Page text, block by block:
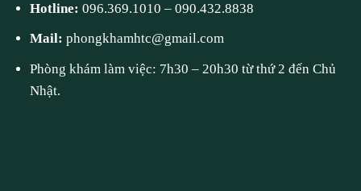
Hotline:096.369.1010 –090.432.8838
Mail:phongkhamhtc@gmail.com
Phòng khám làm việc: 7h30 – 20h30 từ thứ 2 đến Chủ
Nhật.